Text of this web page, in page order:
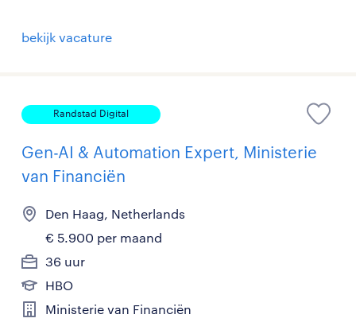
bekijk vacature
Randstad Digital
Gen-AI & Automation Expert, Ministerie
van Financiën
Den Haag, Netherlands
€ 5.900 per maand
36 uur
HBO
Ministerie van Financiën